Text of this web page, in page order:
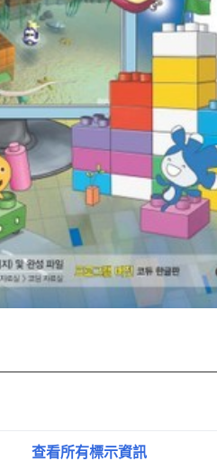
查看所有標示資訊